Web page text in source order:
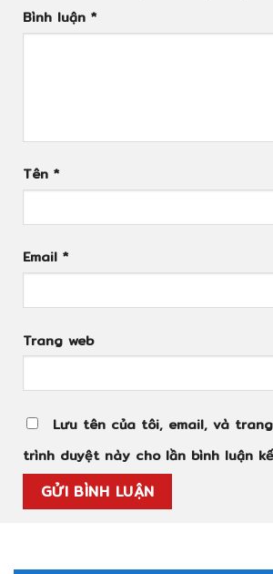
Bình luận *
Tên *
Email *
Trang web
Lưu tên của tôi, email, và
trình duyệt này cho lần bình luận